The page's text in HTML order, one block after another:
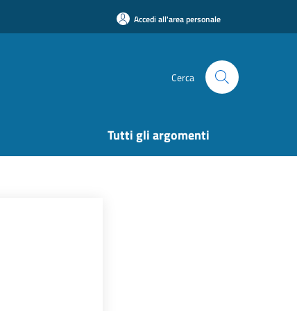
Accedi all'area personale
Cerca
Tutti gli argomenti